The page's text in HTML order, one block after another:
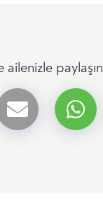
ailenizle paylaşın